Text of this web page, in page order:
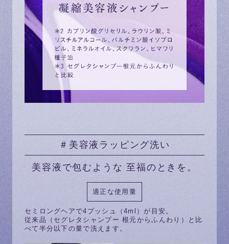
＃美容液ラッピング洗い
美容液で包むような 至福のときを。
適正な使用量
セミロングヘアで4プッシュ（4ml）が目安。
従来品（セグレタシャンプー 根元からふんわり）と比
べて半分以下の量で洗えます。